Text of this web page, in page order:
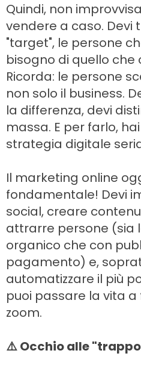
Quindi, non
vendere a caso. Devi
"target", le persone
bisogno di quello che
Ricorda: le persone
non solo il business.
la differenza, devi
massa. E per farlo,
strategia digitale
Il marketing online
fondamentale! Devi
social, creare
attrarre persone (sia
organico che con
pagamento) e,
automatizzare il più
puoi passare la vita
zoom.
⚠️ Occhio alle